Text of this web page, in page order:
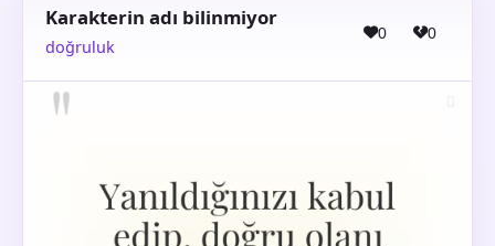
Karakterin adı bilinmiyor
doğruluk
0 0